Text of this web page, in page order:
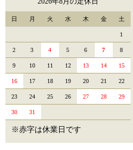
日 月 火 水 木 金 土
1
2 3 4 5 6 7 8
9 10 11 12 13 14 15
16 17 18 19 20 21 22
23 24 25 26 27 28 29
30 31
※赤字は休業日です